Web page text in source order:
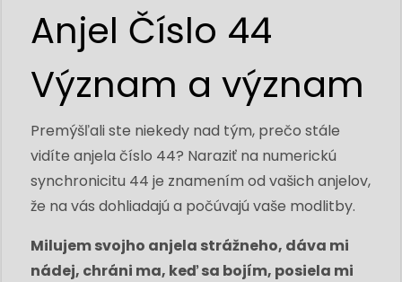
Anjel Číslo 44
Význam a význam
Premýšľali ste niekedy nad tým, prečo stále
vidíte anjela číslo 44? Naraziť na numerickú
synchronicitu 44 je znamením od vašich anjelov,
že na vás dohliadajú a počúvajú vaše modlitby.
Milujem svojho anjela strážneho, dáva mi
nádej, chráni ma, keď sa bojím, posiela mi